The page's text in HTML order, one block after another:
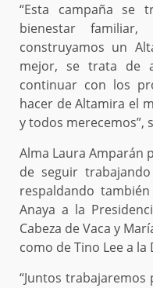
“Esta campaña se
bienestar
construyamos un
mejor, se trata de
continuar con los
hacer de Altamira el
y todos merecemos”,
Alma Laura Amparán
de seguir
respaldando
Anaya a la
Cabeza de Vaca y
como de Tino Lee a
“Juntos